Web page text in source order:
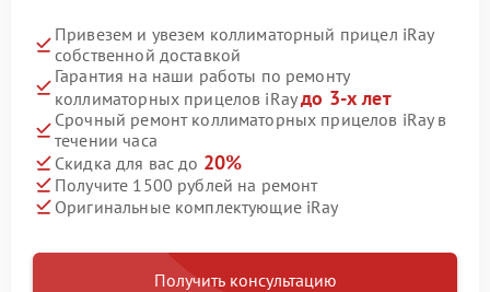
Привезем и увезем коллиматорный прицел iRay
собственной доставкой
Гарантия на наши работы по ремонту
коллиматорных прицелов iRayдо 3-х лет
Срочный ремонт коллиматорных прицелов iRay в
течении часа
Скидка для вас до 20%
Получите 1500 рублей на ремонт
Оригинальные комплектующие iRay
Получить консультацию